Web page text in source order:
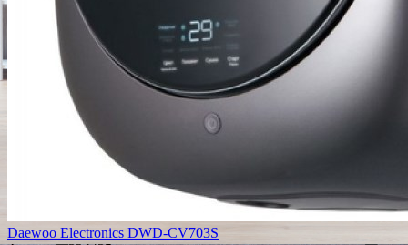
Daewoo Electronics DWD-CV703S